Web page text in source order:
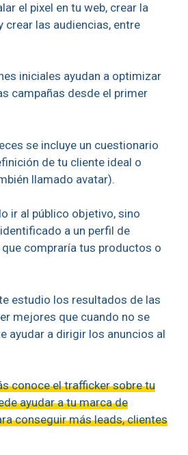
el pixel en tu web, crear la
crear las audiencias, entre
iniciales ayudan a optimizar
campañas desde el primer
se incluye un cuestionario
de tu cliente ideal o
llamado avatar).
ir al público objetivo, sino
a un perfil de
compraría tus productos o
estudio los resultados de las
mejores que cuando no se
ayudar a dirigir los anuncios al
conoce el trafficker sobre tu
ayudar a tu marca de
conseguir más leads, clientes